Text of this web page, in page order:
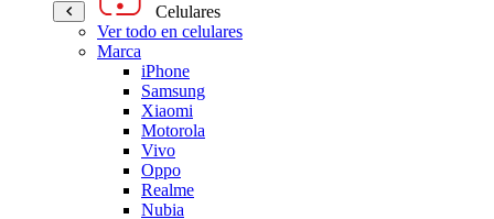
Celulares
Ver todo en celulares
Marca
iPhone
Samsung
Xiaomi
Motorola
Vivo
Oppo
Realme
Nubia